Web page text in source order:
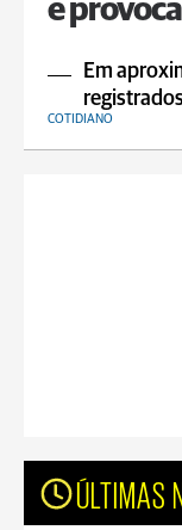
e
Em
COTIDIANO
ÚLTIMAS